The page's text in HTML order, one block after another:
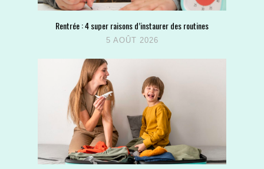
Rentrée : 4 super raisons d’instaurer des routines
5 AOÛT 2026